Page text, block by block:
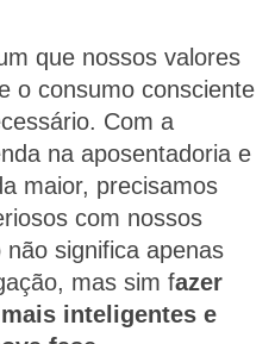
que nossos valores
o consumo consciente
Com a
na aposentadoria e
maior, precisamos
com nossos
significa apenas
mas sim fazer
inteligentes e